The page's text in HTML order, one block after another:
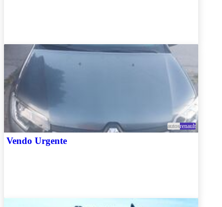
autosrenault
Vendo Urgente